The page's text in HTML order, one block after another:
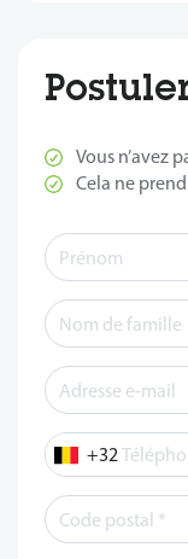
Vous n’avez
Cela ne